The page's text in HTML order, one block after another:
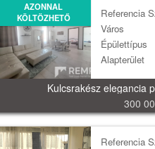
AZONNAL
KÖLTÖZHETŐ
Kulcsrakész elegancia
300
Referencia
Város
Épülettípus
Alapterület
Referencia